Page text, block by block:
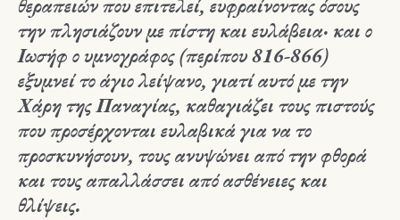
θεραπειών που επιτελεί, ευφραίνοντας όσους
την πλησιάζουν με πίστη και ευλάβεια· και ο
Ιωσήφ ο υμνογράφος (περίπου 816-866)
εξυμνεί το άγιο λείψανο, γιατί αυτό με την
Χάρη της Παναγίας, καθαγιάζει τους πιστούς
που προσέρχονται ευλαβικά για να το
προσκυνήσουν, τους ανυψώνει από την φθορά
και τους απαλλάσσει από ασθένειες και
θλίψεις.